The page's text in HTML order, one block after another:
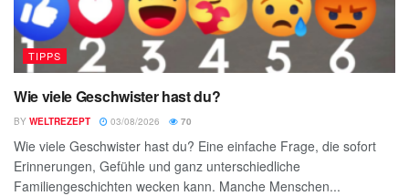
TIPPS
Wie viele Geschwister hast du?
BY WELTREZEPT 03/08/2026 70
Wie viele Geschwister hast du? Eine einfache Frage, die sofort
Erinnerungen, Gefühle und ganz unterschiedliche
Familiengeschichten wecken kann. Manche Menschen...